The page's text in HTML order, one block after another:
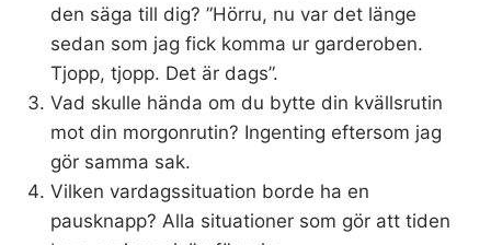
den säga till dig? ”Hörru, nu var det länge
sedan som jag fick komma ur garderoben.
Tjopp, tjopp. Det är dags”.
Vad skulle hända om du bytte din kvällsrutin
mot din morgonrutin? Ingenting eftersom jag
gör samma sak.
Vilken vardagssituation borde ha en
pausknapp? Alla situationer som gör att tiden